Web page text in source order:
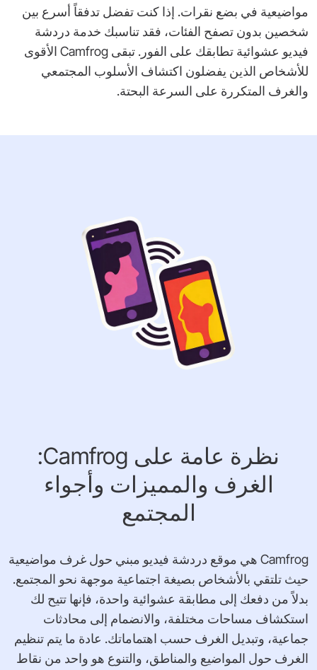
مواضيعية في بضع نقرات. إذا كنت تفضل تدفقاً أسرع بين
شخصين بدون تصفح الفئات، فقد تناسبك خدمة دردشة
فيديو عشوائية تطابقك على الفور. تبقى Camfrog الأقوى
للأشخاص الذين يفضلون اكتشاف الأسلوب المجتمعي
والغرف المتكررة على السرعة البحتة.
نظرة عامة على Camfrog:
الغرف والمميزات وأجواء
المجتمع
Camfrog هي موقع دردشة فيديو مبني حول غرف مواضيعية
حيث تلتقي بالأشخاص بصيغة اجتماعية موجهة نحو المجتمع.
بدلاً من دفعك إلى مطابقة عشوائية واحدة، فإنها تتيح لك
استكشاف مساحات مختلفة، والانضمام إلى محادثات
جماعية، وتبديل الغرف حسب اهتماماتك. عادة ما يتم تنظيم
الغرف حول المواضيع والمناطق، والتنوع هو واحد من نقاط